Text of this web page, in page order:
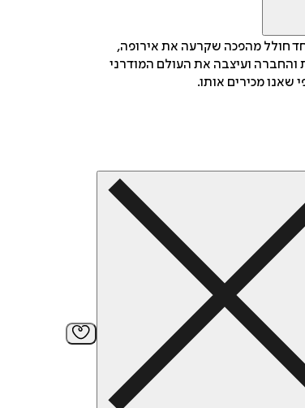
חולל מהפכה שקרעה את אירופה,
והחברה ועיצבה את העולם המודרני
שאנו מכירים אותו.